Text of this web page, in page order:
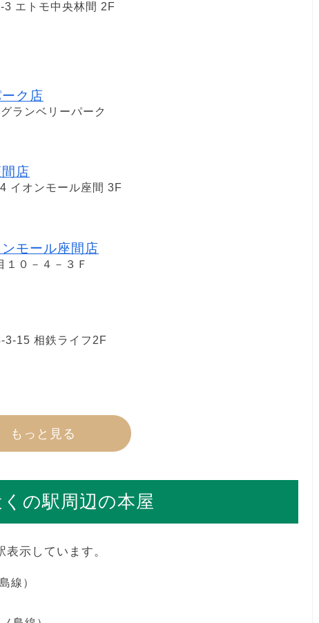
3 エトモ中央林間 2F
ク店
ランベリーパーク
店
イオンモール座間 3F
モール座間店
１０－４－３Ｆ
3-15 相鉄ライフ2F
もっと見る
の駅周辺の本屋
示しています。
線）